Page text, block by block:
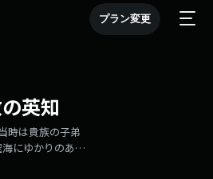
プラン変更
英知
時は貴族の子弟
にゆかりのある
よって西洋式の